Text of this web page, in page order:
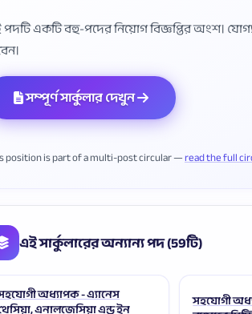
একটি বহু-পদের নিয়োগ বিজ্ঞপ্তির অংশ।
সম্পূর্ণ সার্কুলার দেখুন
position is part of a multi-post circular —read the full
এই সার্কুলারের অন্যান্য পদ (59টি)
অধ্যাপক - এ্যানেস
এনালজেসিয়া এন্ড ইন সহযোগী